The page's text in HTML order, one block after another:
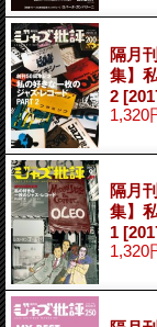
隔月
集】
2
1,320
隔月
集】
1
1,320